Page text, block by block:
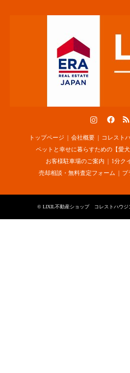
トップページ 会社概要
コレスト
ペットと幸せに暮らすための【愛犬
お客様駐車場のご案内
1分ク
売却相談・無料査定フォーム
プ
© LIXIL不動産ショップ コレストハウジ